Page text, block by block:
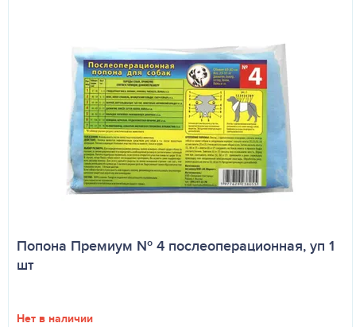
Попона Премиум № 4 послеоперационная, уп 1
шт
Нет в наличии